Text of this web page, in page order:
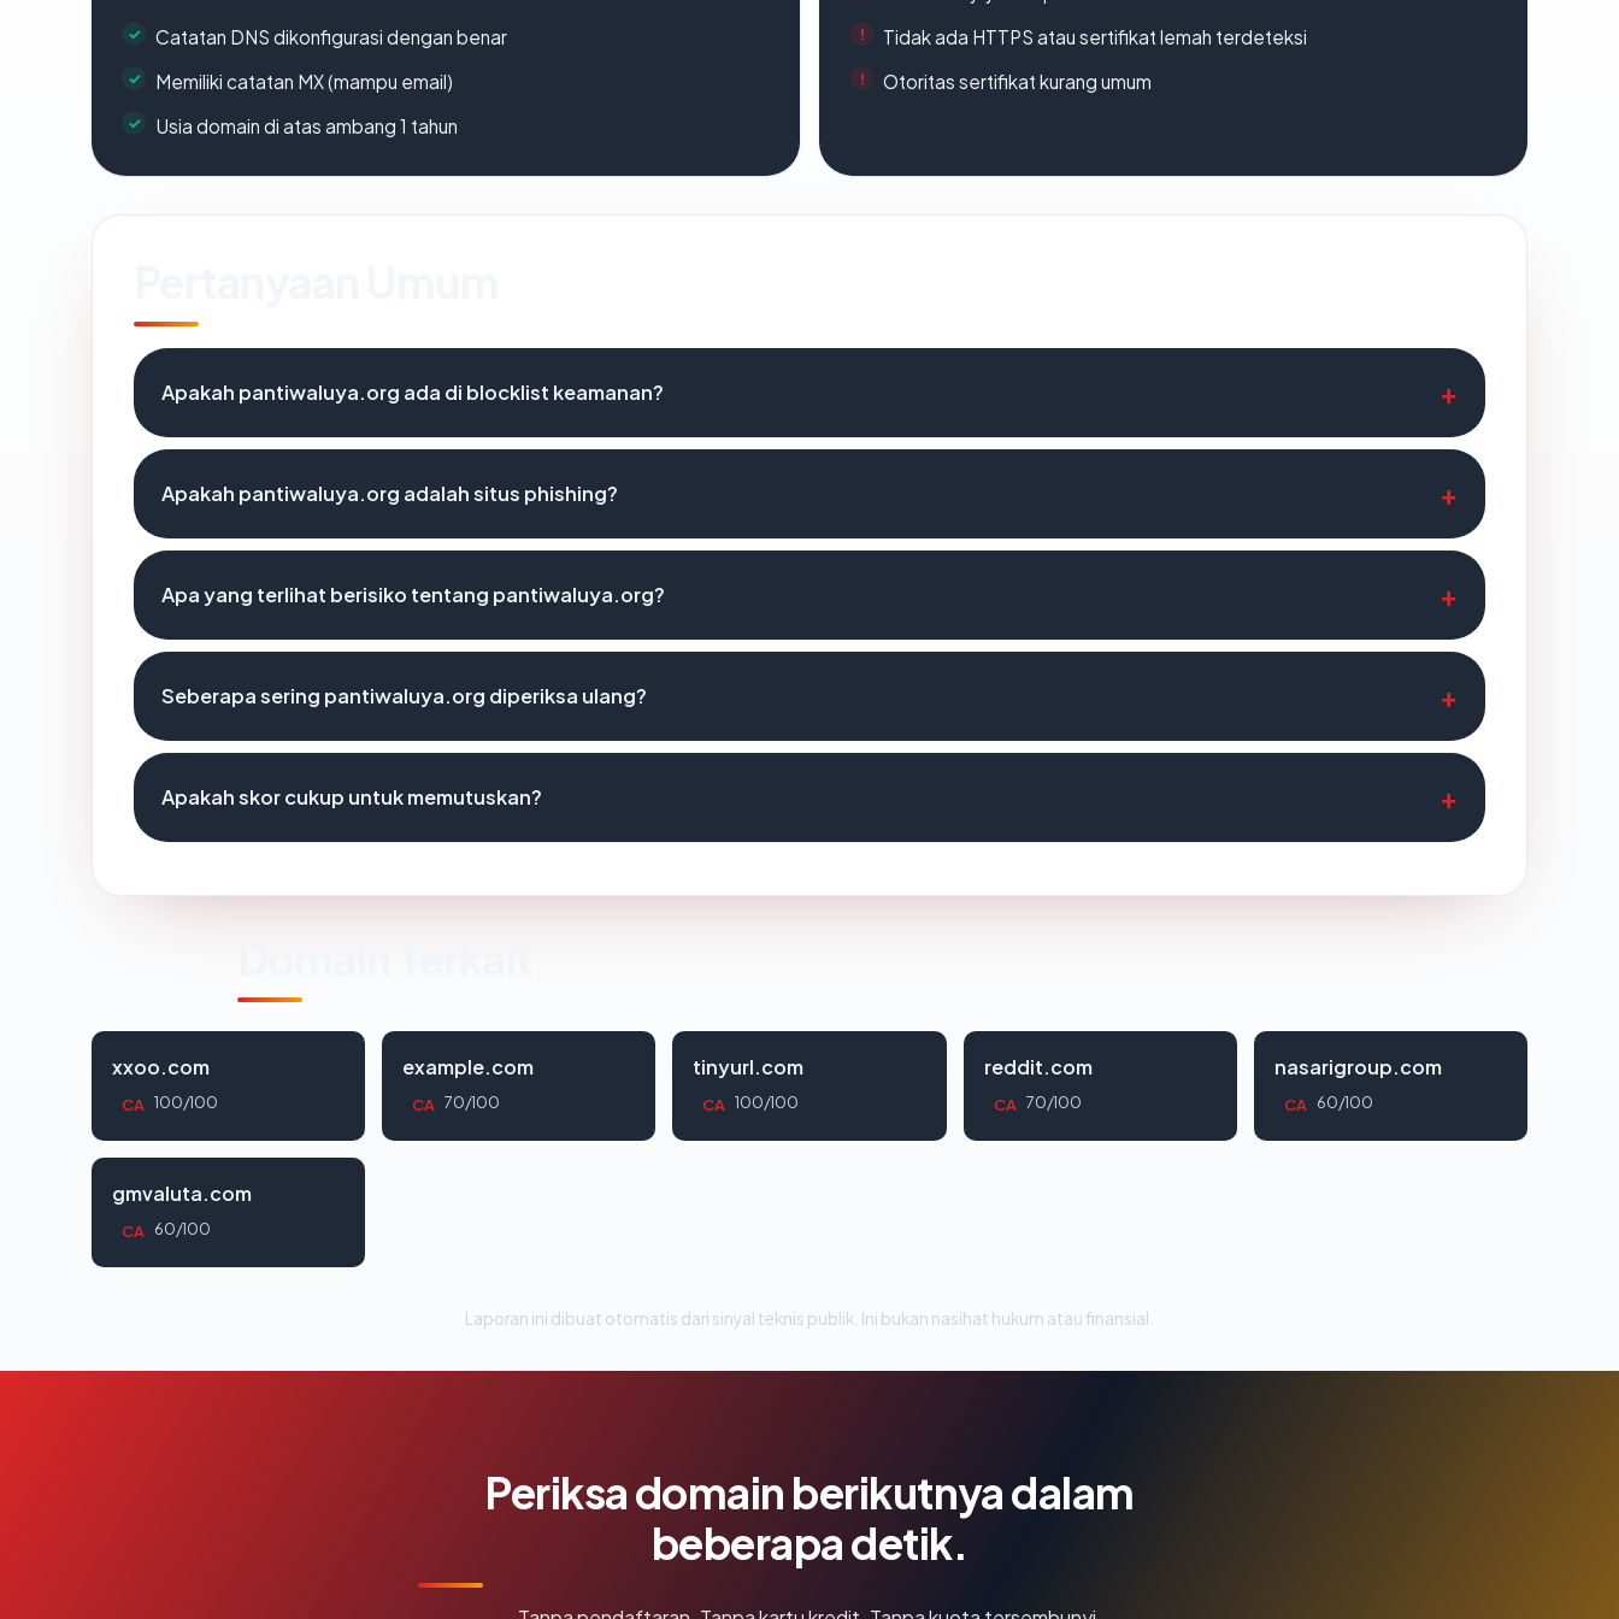
Catatan DNS dikonfigurasi dengan benar
Memiliki catatan MX (mampu email)
Usia domain di atas ambang 1 tahun
Tidak ada HTTPS atau sertifikat lemah terdeteksi
Otoritas sertifikat kurang umum
Apakah pantiwaluya.org ada di blocklist keamanan?
Apakah pantiwaluya.org adalah situs phishing?
Apa yang terlihat berisiko tentang pantiwaluya.org?
Seberapa sering pantiwaluya.org diperiksa ulang?
Apakah skor cukup untuk memutuskan?
xxoo.com
CA 100/100
example.com
CA 70/100
tinyurl.com
CA 100/100
reddit.com
CA 70/100
nasarigroup.com
CA 60/100
gmvaluta.com
CA 60/100
Laporan ini dibuat otomatis dari sinyal teknis publik. Ini bukan nasihat hukum atau finansial.
Periksa domain berikutnya dalam
beberapa detik.